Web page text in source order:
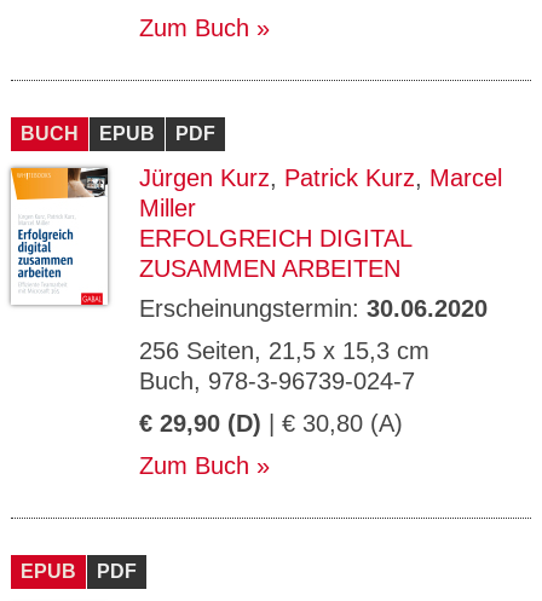
Zum Buch
BUCH EPUB PDF
Jürgen Kurz, Patrick Kurz, Marcel
Miller
ERFOLGREICH DIGITAL
ZUSAMMEN ARBEITEN
Erscheinungstermin: 30.06.2020
256 Seiten, 21,5 x 15,3 cm
Buch, 978-3-96739-024-7
€ 29,90 (D) | € 30,80 (A)
Zum Buch
EPUB PDF